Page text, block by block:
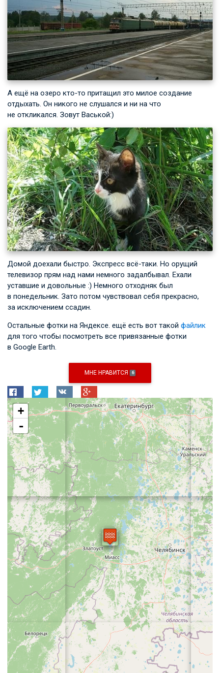
А ещё на озеро кто-то притащил это милое создание
отдыхать. Он никого не слушался и ни на что
не откликался. Зовут Васькой:)
Домой доехали быстро. Экспресс всё-таки. Но орущий
телевизор прям над нами немного задалбывал. Ехали
уставшие и довольные :) Немного отходняк был
в понедельник. Зато потом чувствовал себя прекрасно,
за исключением ссадин.
Остальные фотки на Яндексе. ещё есть вот такой файлик
для того чтобы посмотреть все привязанные фотки
в Google Earth.
МНЕ НРАВИТСЯ 6
+
-